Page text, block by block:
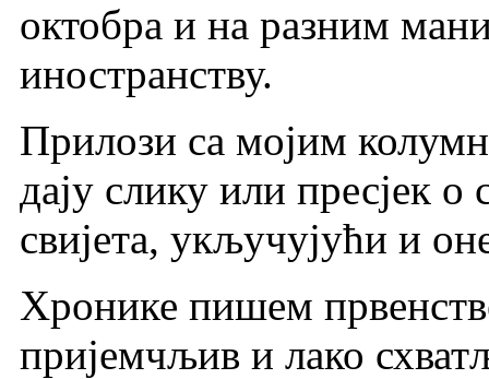
октобра и на разним
иностранству.
Прилози са мојим
дају слику или пресјек
свијета, укључујући и
Хронике пишем
пријемчљив и лако